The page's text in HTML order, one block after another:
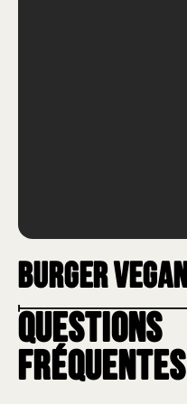
Burger Vegan
Questions
fréquentes